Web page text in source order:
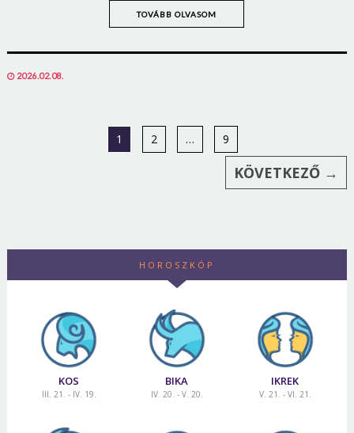
TOVÁBB OLVASOM
POSTED
2026.02.08.
1 2 … 9
KÖVETKEZŐ →
HOROSZKÓP
KOS
III. 21. - IV. 19.
BIKA
IV. 20. - V. 20.
IKREK
V. 21. - VI. 21.